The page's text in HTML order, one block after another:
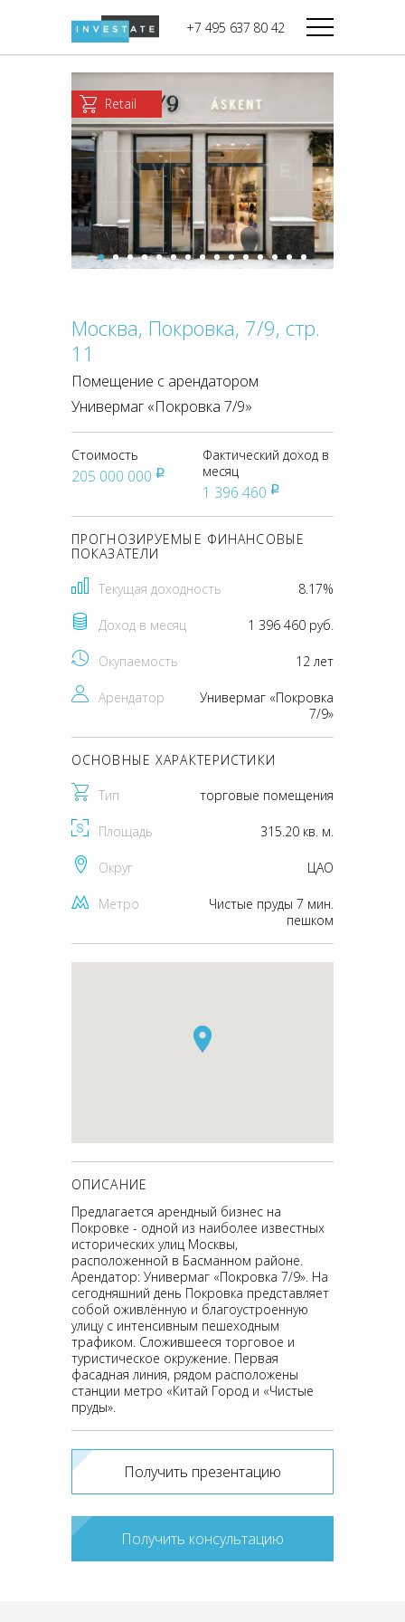
+7 495 637 80 42
Дикси
Мираторг
Магнолия
В башне
Башня Федерация-II
Запад
Башня Федерация-I
Восток
Город Столиц,
Северный блок
Город Столиц,
Южный блок
Retail
Москва, Покровка, 7/9, стр.
11
Помещение с арендатором
Универмаг «Покровка 7/9»
Стоимость
205 000 000 pуб
Фактический доход в
месяц
1 396 460 pуб
ПРОГНОЗИРУЕМЫЕ ФИНАНСОВЫЕ
ПОКАЗАТЕЛИ
Текущая доходность 8.17%
Доход в месяц 1 396 460 руб.
Окупаемость 12 лет
Арендатор
Универмаг «Покровка
7/9»
ОСНОВНЫЕ ХАРАКТЕРИСТИКИ
Тип торговые помещения
Площадь 315.20 кв. м.
Округ ЦАО
Метро
Чистые пруды 7 мин.
пешком
ОПИСАНИЕ
Предлагается арендный бизнес на
Покровке - одной из наиболее известных
исторических улиц Москвы,
расположенной в Басманном районе.
Арендатор: Универмаг «Покровка 7/9». На
сегодняшний день Покровка представляет
собой оживлённую и благоустроенную
улицу с интенсивным пешеходным
трафиком. Сложившееся торговое и
туристическое окружение. Первая
фасадная линия, рядом расположены
станции метро «Китай Город и «Чистые
пруды».
Получить презентацию
Получить консультацию